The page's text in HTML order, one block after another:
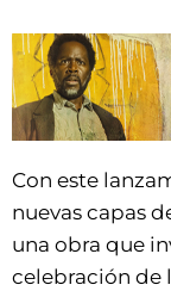
Con este
nuevas capas
una obra que
celebración de